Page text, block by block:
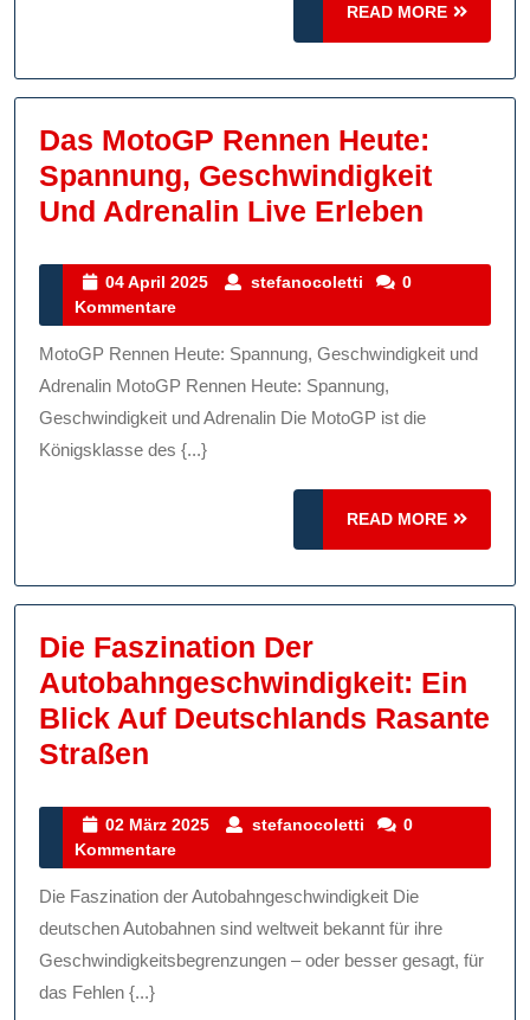
READ MORE
READ
MORE
Das MotoGP Rennen Heute:
Spannung, Geschwindigkeit
Und Adrenalin Live Erleben
Heute:
Und
Live
Erleben
04 April 2025
04
2025
stefanocoletti stefanocoletti
0
Kommentare
MotoGP Rennen Heute: Spannung, Geschwindigkeit und
Adrenalin MotoGP Rennen Heute: Spannung,
Geschwindigkeit und Adrenalin Die MotoGP ist die
Königsklasse des {...}
READ MORE
READ
MORE
Die Faszination Der
Autobahngeschwindigkeit: Ein
Blick Auf Deutschlands Rasante
Straßen
Der
Autobahngeschwindigkeit:
Ein
Blick
Auf
Deutschlands
02 März 2025
02
2025
stefanocoletti stefanocoletti
0
Kommentare
Die Faszination der Autobahngeschwindigkeit Die
deutschen Autobahnen sind weltweit bekannt für ihre
Geschwindigkeitsbegrenzungen – oder besser gesagt, für
das Fehlen {...}